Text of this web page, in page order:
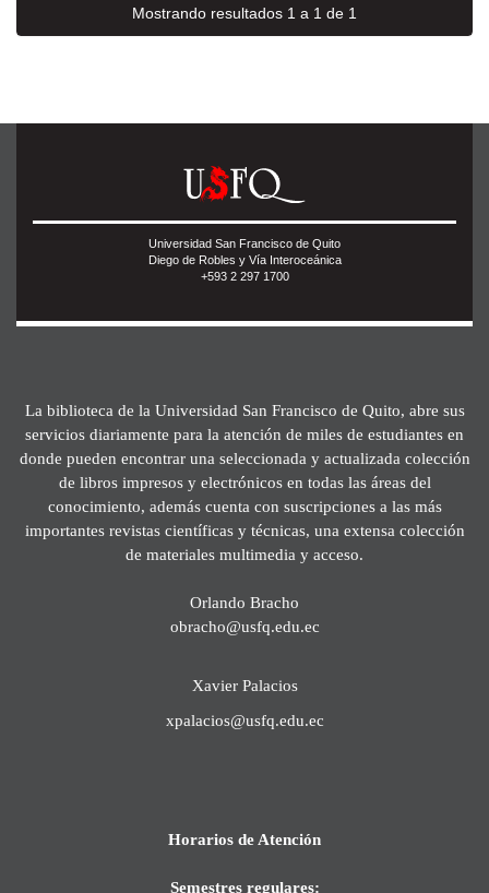
Mostrando resultados 1 a 1 de 1
Universidad San Francisco de Quito
Diego de Robles y Vía Interoceánica
+593 2 297 1700
La biblioteca de la Universidad San Francisco de Quito, abre sus
servicios diariamente para la atención de miles de estudiantes en
donde pueden encontrar una seleccionada y actualizada colección
de libros impresos y electrónicos en todas las áreas del
conocimiento, además cuenta con suscripciones a las más
importantes revistas científicas y técnicas, una extensa colección
de materiales multimedia y acceso.
Orlando Bracho
obracho@usfq.edu.ec
Xavier Palacios
xpalacios@usfq.edu.ec
Horarios de Atención
Semestres regulares: